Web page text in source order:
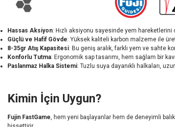
Hassas Aksiyon: Hızlı aksiyonu sayesinde yem hareketlerini
Güçlü ve Hafif Gövde: Yüksek kaliteli karbon malzeme ile
8-35gr Atış Kapasitesi: Bu geniş aralık, farklı yem ve sahte
Konforlu Tutma: Ergonomik sap tasarımı, hem sağlam bir
Paslanmaz Halka Sistemi: Tuzlu suya dayanıklı halkaları,
Kimin İçin Uygun?
Fujin FastGame, hem yeni başlayanlar hem de deneyimli